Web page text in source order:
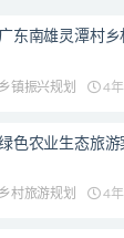
广东南雄灵潭村乡
乡镇振兴规划 4
色农业生态旅游
乡村旅游规划 4